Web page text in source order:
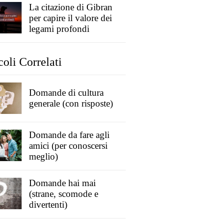
La citazione di Gibran
per capire il valore dei
legami profondi
Correlati
Domande di cultura
generale (con risposte)
Domande da fare agli
amici (per conoscersi
meglio)
Domande hai mai
(strane, scomode e
divertenti)